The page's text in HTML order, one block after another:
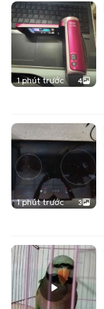
1 phút trước 4
1 phút trước 3